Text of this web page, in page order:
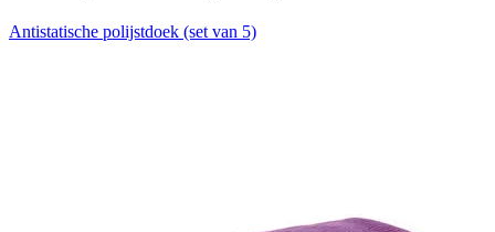
Antistatische polijstdoek (set van 5)